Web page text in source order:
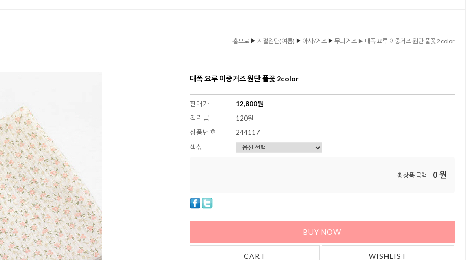
홈으로 ▶ 계절원단(여름) ▶ 아사/거즈 ▶ 무늬거즈 ▶ 대폭 요루 이중거즈 원단 풀꽃 2color
대폭 요루 이중거즈 원단 풀꽃 2color
판매가 12,800원
적립금
120원
상품번호
244117
색상
총 상품 금액 0 원
BUY NOW
CART WISHLIST